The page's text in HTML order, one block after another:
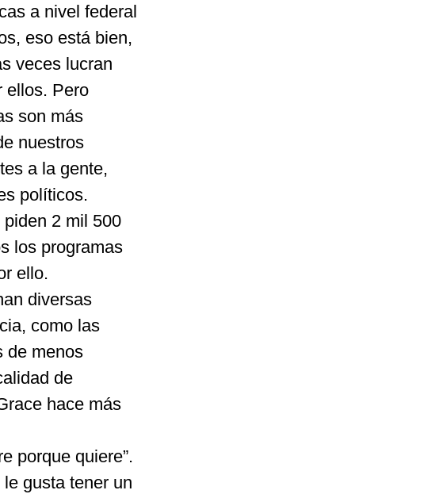
a nivel federal
eso está bien,
veces lucran
ellos. Pero
son más
nuestros
a la gente,
políticos.
2 mil 500
los programas
ello.
diversas
como las
de menos
de
hace más
porque quiere”.
gusta tener un